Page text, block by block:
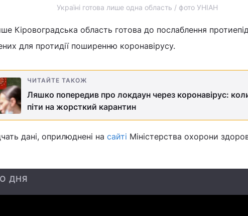
Україні готова лише одна область / фото УНІАН
Кіровоградська область готова до послаблення
для протидії поширенню коронавірусу.
ЧИТАЙТЕ ТАКОЖ
Ляшко попередив про локдаун через коронавірус:
піти на жорсткий карантин
дані, оприлюднені на сайті Міністерства охорони
ДНЯ